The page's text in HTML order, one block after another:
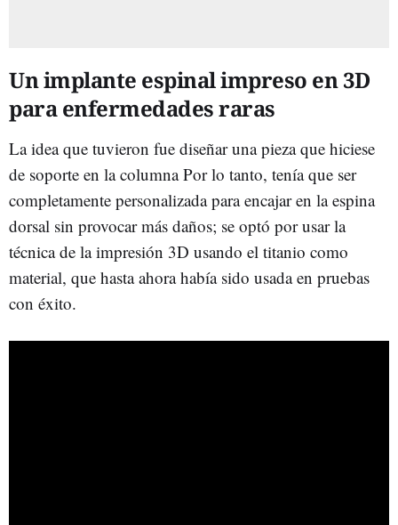
Un implante espinal impreso en 3D
para enfermedades raras
La idea que tuvieron fue diseñar una pieza que hiciese
de soporte en la columna Por lo tanto, tenía que ser
completamente personalizada para encajar en la espina
dorsal sin provocar más daños; se optó por usar la
técnica de la impresión 3D usando el titanio como
material, que hasta ahora había sido usada en pruebas
con éxito.